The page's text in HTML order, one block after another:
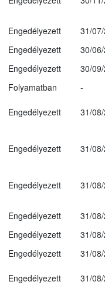
Engedélyezett
31/
Engedélyezett
30/
Engedélyezett
30/
Folyamatban
-
Engedélyezett 31/
Engedélyezett 31/
Engedélyezett 31/
Engedélyezett
31/
Engedélyezett
31/
Engedélyezett
31/
Engedélyezett
31/